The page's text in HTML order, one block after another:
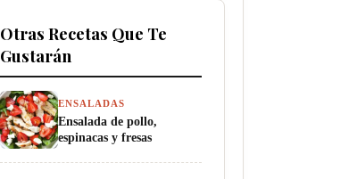
Otras Recetas Que Te
Gustarán
ENSALADAS
Ensalada de pollo,
espinacas y fresas